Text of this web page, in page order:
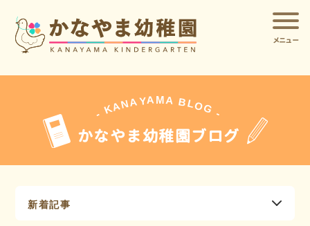
メニュー
- KANAYA MA BLOG -
かなやま幼稚園ブログ
新着記事